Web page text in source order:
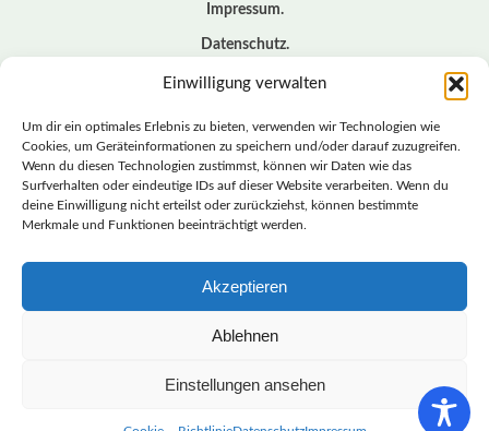
Einwilligung verwalten
Um dir ein optimales Erlebnis zu bieten, verwenden wir Technologien wie
Cookies, um Geräteinformationen zu speichern und/oder darauf zuzugreifen.
Wenn du diesen Technologien zustimmst, können wir Daten wie das
Surfverhalten oder eindeutige IDs auf dieser Website verarbeiten. Wenn du
deine Einwilligung nicht erteilst oder zurückziehst, können bestimmte
Merkmale und Funktionen beeinträchtigt werden.
Akzeptieren
Ablehnen
Einstellungen ansehen
Impressum
Datenschutz
Cookie – Richtlinie (EU)
© BASISDEMOKRATISCHE PARTEI DEUTSCHLAND *
LANDESVERBAND SACHSEN
LANDESVERBAND
SACHSEN | DIEBASIS
BASISDEMOKRATISCHE PARTEI DEUTSCHLAND –